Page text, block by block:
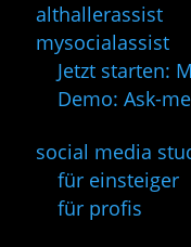
althallerassist
mysocialassist
Jetzt starten:
Demo: Ask-
social media
für einsteiger
für profis